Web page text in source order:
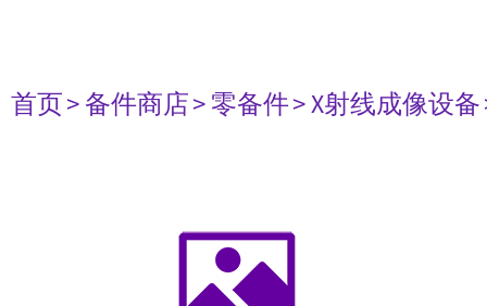
首页> 备件商店> 零备件> X射线成像设备